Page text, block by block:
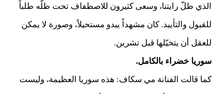
الذي ظلّ رايتنا، وسعى كثيرون للاصطفاف تحت ظلّه طلباً
للقبول والتأييد. كان مشهداً يبدو مستحيلاً، وصورة لا يمكن
للعقل أن يتخيّلها قبل تشرين.
سوريا خضراء بالكامل.
كما قالت الفنانة مي سكاف: هذه سوريا العظيمة، وليست